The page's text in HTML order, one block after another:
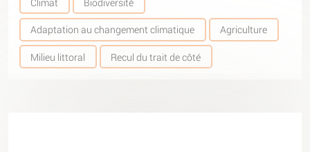
Adaptation au changement climatique Agriculture
Milieu littoral Recul du trait de côté